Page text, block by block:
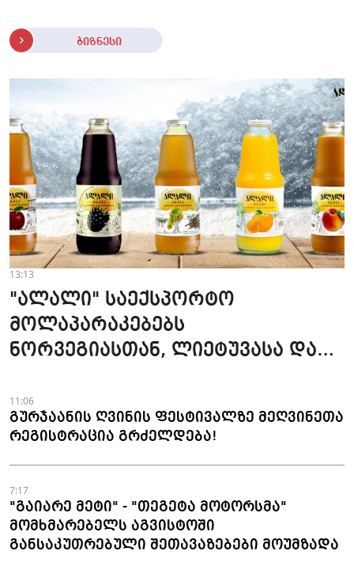
ბიზნესი
13:13
"ალალი" საექსპორტო
მოლაპარაკებებს
ნორვეგიასთან, ლიეტუვასა და
11:06
გურჯაანის ღვინის ფესტივალზე მეღვინეთა
რეგისტრაცია გრძელდება!
7:17
"გაიარე მეტი" - "თეგეტა მოტორსმა"
მომხმარებელს აგვისტოში
განსაკუთრებული შეთავაზებები მოუმზადა